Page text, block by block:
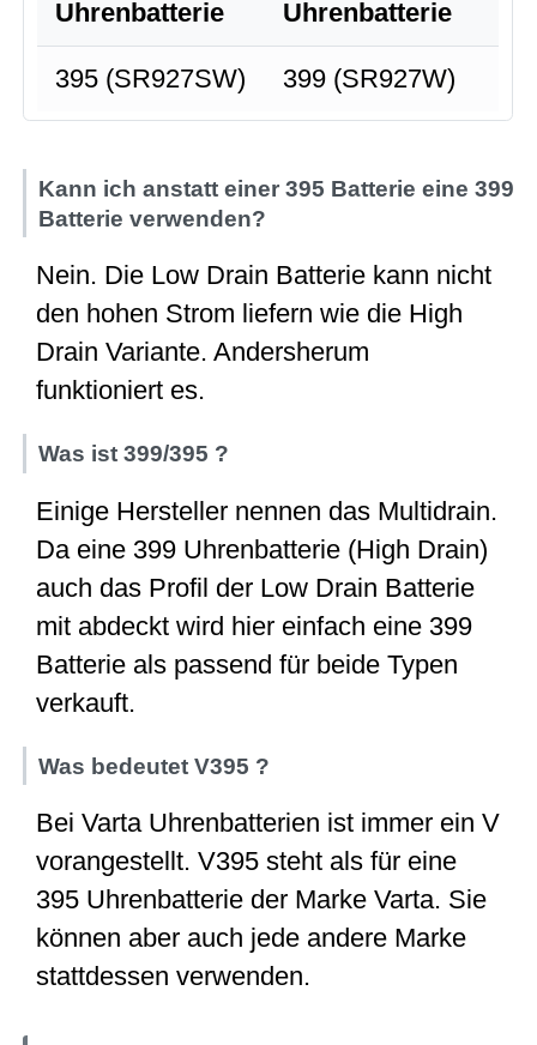
Uhrenbatterie
Uhrenbatterie
395 (SR927SW) 399 (SR927W)
Kann ich anstatt einer 395 Batterie eine 399
Batterie verwenden?
Nein. Die Low Drain Batterie kann nicht
den hohen Strom liefern wie die High
Drain Variante. Andersherum
funktioniert es.
Was ist 399/395 ?
Einige Hersteller nennen das Multidrain.
Da eine 399 Uhrenbatterie (High Drain)
auch das Profil der Low Drain Batterie
mit abdeckt wird hier einfach eine 399
Batterie als passend für beide Typen
verkauft.
Was bedeutet V395 ?
Bei Varta Uhrenbatterien ist immer ein V
vorangestellt. V395 steht als für eine
395 Uhrenbatterie der Marke Varta. Sie
können aber auch jede andere Marke
stattdessen verwenden.